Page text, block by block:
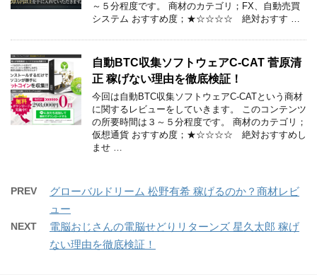
～５分程度です。 商材のカテゴリ；FX、自動売買
システム おすすめ度；★☆☆☆☆ 絶対おすす …
自動BTC収集ソフトウェアC-CAT 菅原清
正 稼げない理由を徹底検証！
今回は自動BTC収集ソフトウェアC-CATという商材
に関するレビューをしていきます。 このコンテンツ
の所要時間は３～５分程度です。 商材のカテゴリ；
仮想通貨 おすすめ度；★☆☆☆☆ 絶対おすすめし
ませ …
PREV
グローバルドリーム 松野有希 稼げるのか？商材レビ
ュー
NEXT
電脳おじさんの電脳せどりリターンズ 星久太郎 稼げ
ない理由を徹底検証！